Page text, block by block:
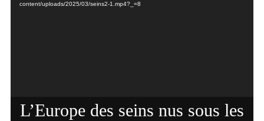
content/uploads/2025/03/seins2-1.mp4?_=8
L’Europe des seins nus sous les